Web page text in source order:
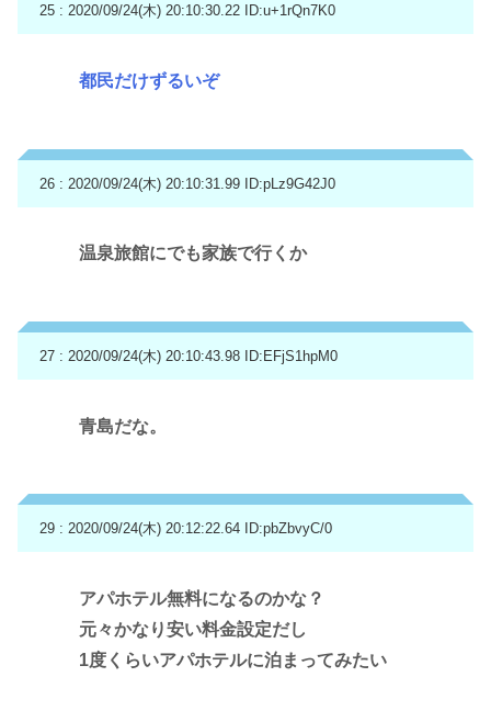
25 : 2020/09/24(木) 20:10:30.22 ID:u+1rQn7K0
都民だけずるいぞ
26 : 2020/09/24(木) 20:10:31.99 ID:pLz9G42J0
温泉旅館にでも家族で行くか
27 : 2020/09/24(木) 20:10:43.98 ID:EFjS1hpM0
青島だな。
29 : 2020/09/24(木) 20:12:22.64 ID:pbZbvyC/0
アパホテル無料になるのかな？
元々かなり安い料金設定だし
1度くらいアパホテルに泊まってみたい